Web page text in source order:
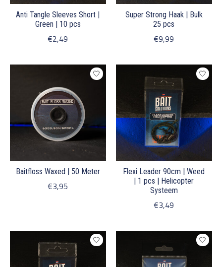
Anti Tangle Sleeves Short |
Green | 10 pcs
€2,49
Super Strong Haak | Bulk
25 pcs
€9,99
Baitfloss Waxed | 50 Meter
€3,95
Flexi Leader 90cm | Weed
| 1 pcs | Helicopter
Systeem
€3,49